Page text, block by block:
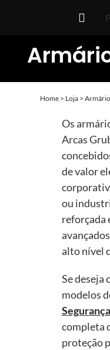
Home > Loja >
Os
Arcas
de valor
ou
reforçada
alto nível
Se deseja
modelos
Segurança
completa
proteção